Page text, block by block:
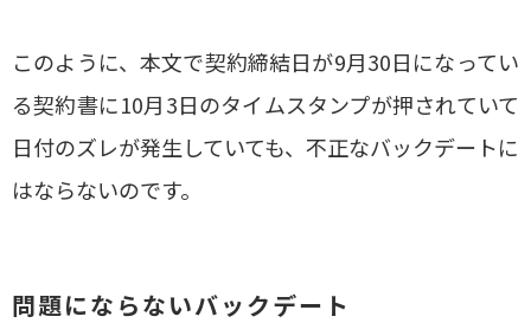
このように、本文で契約締結日が9月30日になってい
る契約書に10月3日のタイムスタンプが押されていて
日付のズレが発生していても、不正なバックデートに
はならないのです。
問題にならないバックデート